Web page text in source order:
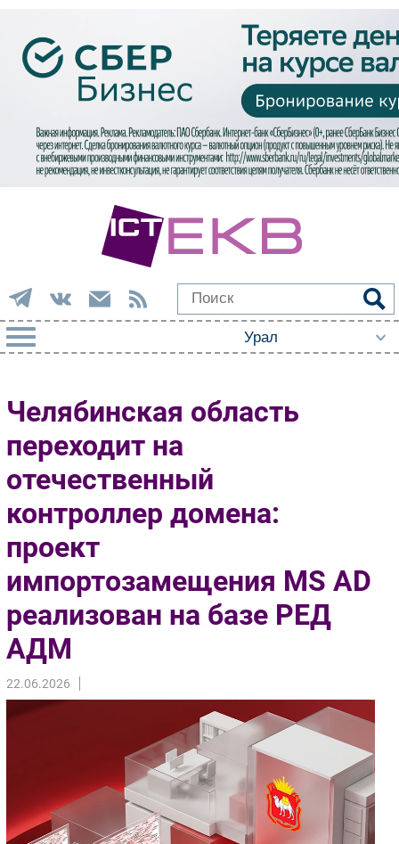
Импорто­замещение
Автоматизация Промышленности
Интернет
Фиксированная связь
Интеграция
Рынок ПК
Маркетинг
Торговые сети
Оборудование
Outsourcing
Web
Безопасность
Челябинская область
переходит на
отечественный
контроллер домена:
проект
импортозамещения MS AD
реализован на базе РЕД
АДМ
22.06.2026